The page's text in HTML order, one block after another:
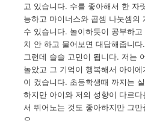
고 있습니다. 수를 좋아해서 한 자
능하고 마이너스와 곱셈 나눗셈의
수 있습니다. 놀이하듯이 공부하
치 안 하고 물어보면 대답해줍니다.
그런데 슬슬 고민이 됩니다. 저는
놀았고 그 기억이 행복해서 아이
이 컸습니다. 초등학생때 까지는
하지만 아이와 저의 성향이 다르
서 뛰어노는 것도 좋아하지만 그